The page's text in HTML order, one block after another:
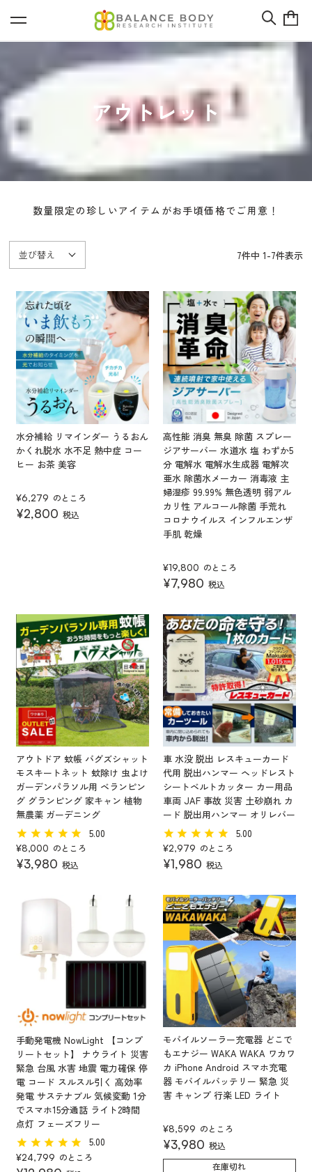
アウトレット
数量限定の珍しいアイテムがお手頃価格でご用意！
並び替え 7件中 1-7件表示
水分補給 リマインダー うるおん
かくれ脱水 水不足 熱中症 コー
ヒー お茶 美容
¥6,279 のところ
¥2,800 税込
高性能 消臭 無臭 除菌 スプレー
ジアサーバー 水道水 塩 わずか5
分 電解水 電解水生成器 電解次
亜水 除菌水メーカー 消毒液 主
婦湿疹 99.99% 無色透明 弱アル
カリ性 アルコール除菌 手荒れ
コロナウイルス インフルエンザ
手肌 乾燥
¥19,800 のところ
¥7,980 税込
アウトドア 蚊帳 バグズシャット
モスキートネット 蚊除け 虫よけ
ガーデンパラソル用 ベランピン
グ グランピング 家キャン 植物
無農薬 ガーデニング
5.00
¥8,000 のところ
¥3,980 税込
車 水没 脱出 レスキューカード
代用 脱出ハンマー ヘッドレスト
シートベルトカッター カー用品
車両 JAF 事故 災害 土砂崩れ カ
ード 脱出用ハンマー オリレバー
5.00
¥2,979 のところ
¥1,980 税込
手動発電機 NowLight 【コンプ
リートセット】 ナウライト 災害
緊急 台風 水害 地震 電力確保 停
電 コード スルスル引く 高効率
発電 サステナブル 気候変動 1分
でスマホ15分通話 ライト2時間
点灯 フェーズフリー
5.00
¥24,799 のところ
モバイルソーラー充電器 どこで
もエナジー WAKA WAKA ワカワ
カ iPhone Android スマホ充電
器 モバイルバッテリー 緊急 災
害 キャンプ 行楽 LED ライト
¥8,599 のところ
¥3,980 税込
在庫切れ